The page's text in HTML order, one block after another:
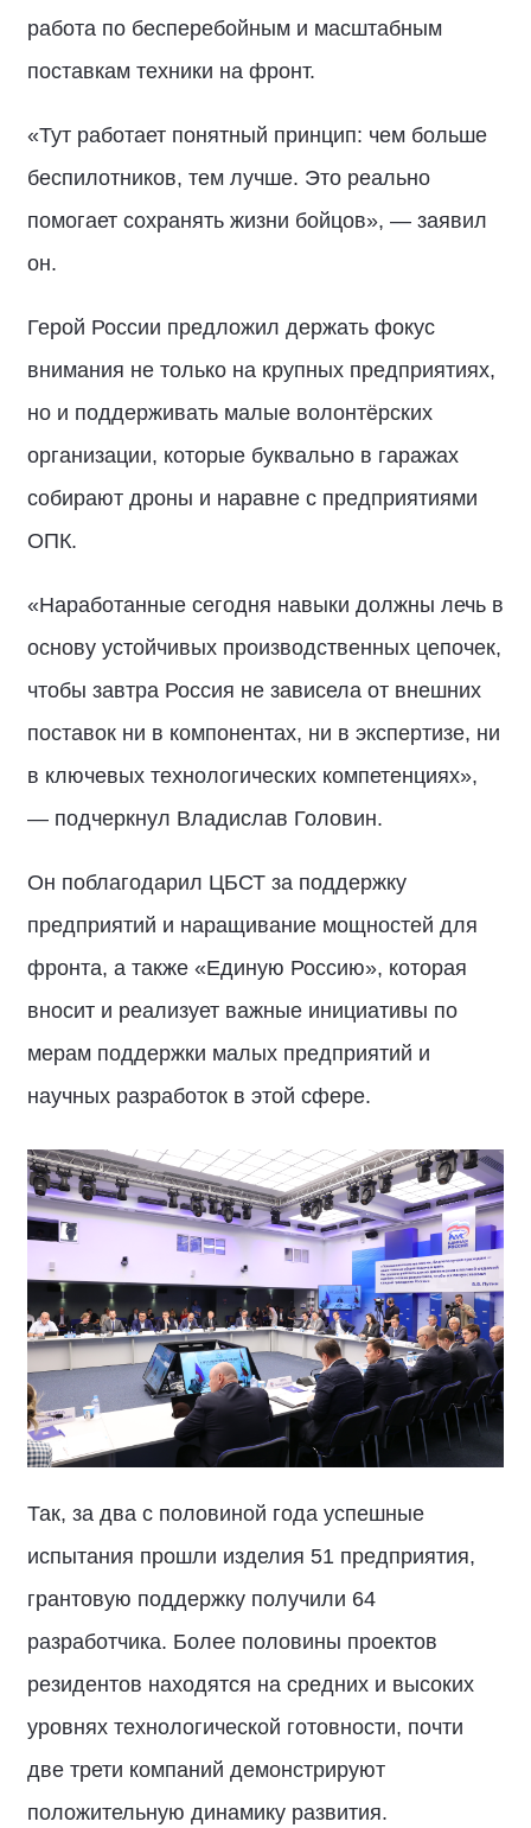
работа по бесперебойным и масштабным
поставкам техники на фронт.
«Тут работает понятный принцип: чем больше
беспилотников, тем лучше. Это реально
помогает сохранять жизни бойцов», — заявил
он.
Герой России предложил держать фокус
внимания не только на крупных предприятиях,
но и поддерживать малые волонтёрских
организации, которые буквально в гаражах
собирают дроны и наравне с предприятиями
ОПК.
«Наработанные сегодня навыки должны лечь в
основу устойчивых производственных цепочек,
чтобы завтра Россия не зависела от внешних
поставок ни в компонентах, ни в экспертизе, ни
в ключевых технологических компетенциях»,
— подчеркнул Владислав Головин.
Он поблагодарил ЦБСТ за поддержку
предприятий и наращивание мощностей для
фронта, а также «Единую Россию», которая
вносит и реализует важные инициативы по
мерам поддержки малых предприятий и
научных разработок в этой сфере.
Так, за два с половиной года успешные
испытания прошли изделия 51 предприятия,
грантовую поддержку получили 64
разработчика. Более половины проектов
резидентов находятся на средних и высоких
уровнях технологической готовности, почти
две трети компаний демонстрируют
положительную динамику развития.